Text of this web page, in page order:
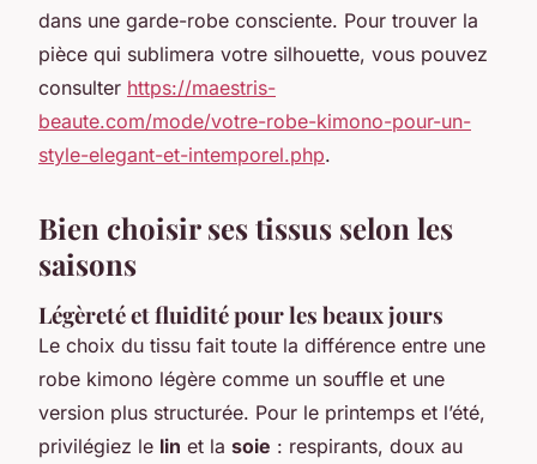
dans une garde-robe consciente. Pour trouver la
pièce qui sublimera votre silhouette, vous pouvez
consulter https://maestris-
beaute.com/mode/votre-robe-kimono-pour-un-
style-elegant-et-intemporel.php.
Bien choisir ses tissus selon les
saisons
Légèreté et fluidité pour les beaux jours
Le choix du tissu fait toute la différence entre une
robe kimono légère comme un souffle et une
version plus structurée. Pour le printemps et l’été,
privilégiez le lin et la soie : respirants, doux au